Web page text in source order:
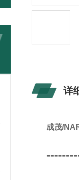
详
成茂/